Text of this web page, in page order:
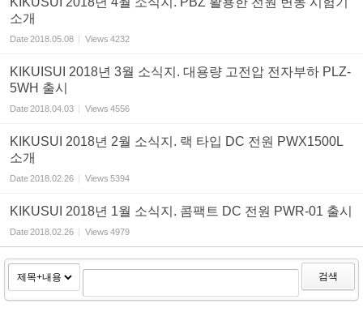
소개
Date2018.05.08 Views 4232
KIKUISUI 2018년 3월 소식지. 대용량 고전압 전자부하 PLZ-
5WH 출시
Date2018.04.03 Views 4556
KIKUSUI 2018년 2월 소식지. 랙 타입 DC 전원 PWX1500L
소개
Date2018.02.26 Views 5394
KIKUSUI 2018년 1월 소식지. 콤팩트 DC 전원 PWR-01 출시
Date2018.02.26 Views 4979
검색